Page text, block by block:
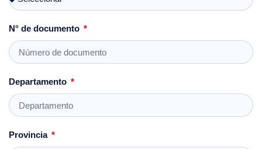
N° de documento
Departamento
Provincia